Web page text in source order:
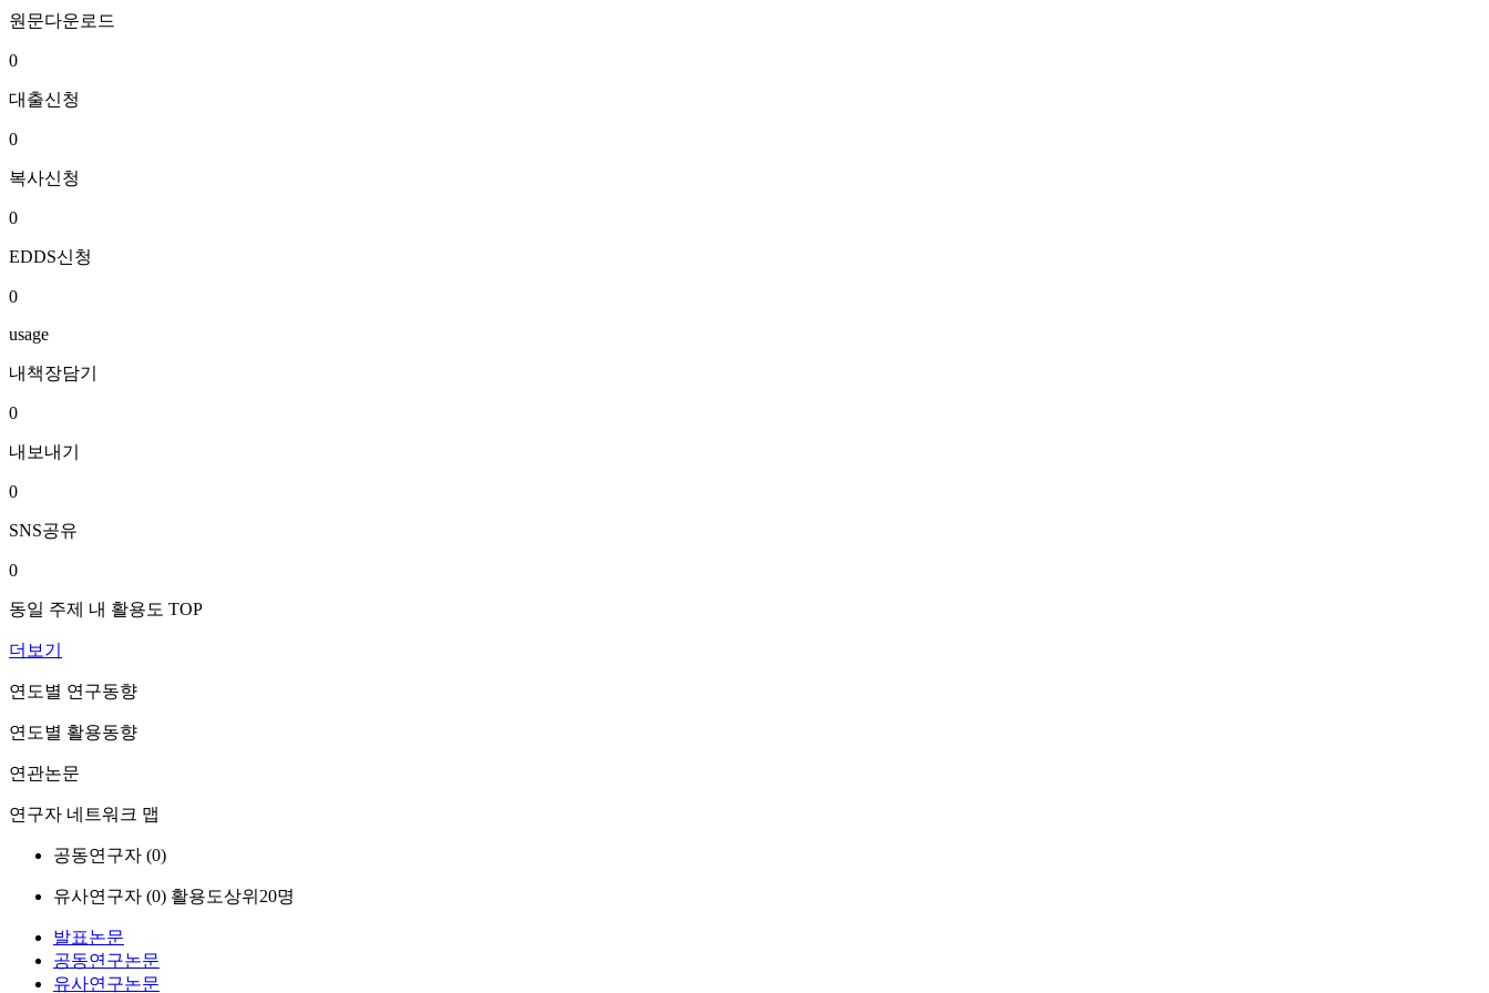
원문다운로드
0
대출신청
0
복사신청
0
EDDS신청
0
usage
내책장담기
0
내보내기
0
SNS공유
0
동일 주제 내 활용도 TOP
더보기
연도별 연구동향
연도별 활용동향
연관논문
연구자 네트워크 맵
공동연구자 (0)
유사연구자 (0) 활용도상위20명
발표논문
공동연구논문
유사연구논문